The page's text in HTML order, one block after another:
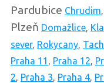
Pardubice Chrudim,
Plzeň Domažlice,
sever, Rokycany,
Praha 11 , Praha 12,
2, Praha 3, Praha 4,